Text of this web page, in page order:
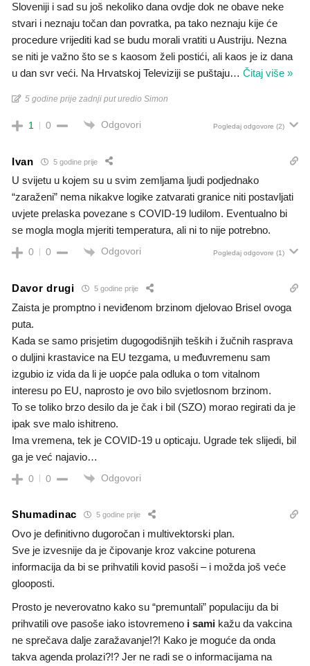
Sloveniji i sad su još nekoliko dana ovdje dok ne obave neke
stvari i neznaju točan dan povratka, pa tako neznaju kije će
procedure vrijediti kad se budu morali vratiti u Austriju. Nezna
se niti je važno što se s kaosom želi postići, ali kaos je iz dana
u dan svr veći. Na Hrvatskoj Televiziji se puštaju… Čitaj više »
5 godine prije zadnji put uredio Simon
1 0 Odgovori Pogledaj odgovore (2)
Ivan 5 godine prije
U svijetu u kojem su u svim zemljama ljudi podjednako
“zaraženi” nema nikakve logike zatvarati granice niti postavljati
uvjete prelaska povezane s COVID-19 ludilom. Eventualno bi
se mogla mogla mjeriti temperatura, ali ni to nije potrebno.
0 0 Odgovori Pogledaj odgovore (1)
Davor drugi 5 godine prije
Zaista je promptno i neviđenom brzinom djelovao Brisel ovoga
puta.
Kada se samo prisjetim dugogodišnjih teških i žučnih rasprava
o duljini krastavice na EU tezgama, u međuvremenu sam
izgubio iz vida da li je uopće pala odluka o tom vitalnom
interesu po EU, naprosto je ovo bilo svjetlosnom brzinom.
To se toliko brzo desilo da je čak i bil (SZO) morao regirati da je
ipak sve malo ishitreno.
Ima vremena, tek je COVID-19 u opticaju. Ugrade tek slijedi, bil
ga je već najavio…
0 0 Odgovori
Shumadinac 5 godine prije
Ovo je definitivno dugoročan i multivektorski plan.
Sve je izvesnije da je čipovanje kroz vakcine poturena
informacija da bi se prihvatili kovid pasoši – i možda još veće
glooposti.
Prosto je neverovatno kako su “premuntali” populaciju da bi
prihvatili ove pasoše iako istovremeno i sami kažu da vakcina
ne sprečava dalje zaražavanje!?! Kako je moguće da onda
takva agenda prolazi?!? Jer ne radi se o informacijama na